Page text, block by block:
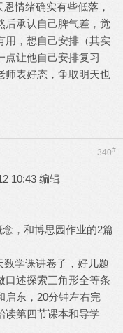
情绪确实有些低落，
后承认自己脾气差，觉
用，想自己安排（其实
点让他自己安排复习
师表好态，争取明天也
340#
10:43 编辑
，和博思园作业的2篇
学课讲卷子，好几题
口述探索三角形全等条
启东，20分钟左右完
读第四节课本和导学